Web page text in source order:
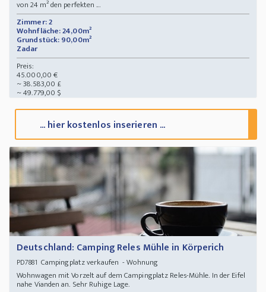
von 24 m² den perfekten ...
Zimmer: 2
Wohnfläche: 24,00m²
Grundstück: 90,00m²
Zadar
Preis:
45.000,00 €
~ 38.583,00 £
~ 49.779,00 $
... hier kostenlos inserieren ...
Deutschland: Camping Reles Mühle in Körperich
PD7881 Campingplatz verkaufen - Wohnung
Wohnwagen mit Vorzelt auf dem Campingplatz Reles-Mühle. In der Eifel
nahe Vianden an. Sehr Ruhige Lage.